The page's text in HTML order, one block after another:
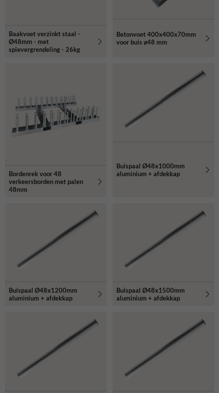
Baakvoet verzinkt staal -
Ø48mm - met
spievergrendeling - 26kg
Betonvoet 400x400x70mm
voor buis ø48 mm
Bordenrek voor 48
verkeersborden met palen
48mm
Buispaal Ø48x1000mm
aluminium + afdekkap
Buispaal Ø48x1200mm
aluminium + afdekkap
Buispaal Ø48x1500mm
aluminium + afdekkap